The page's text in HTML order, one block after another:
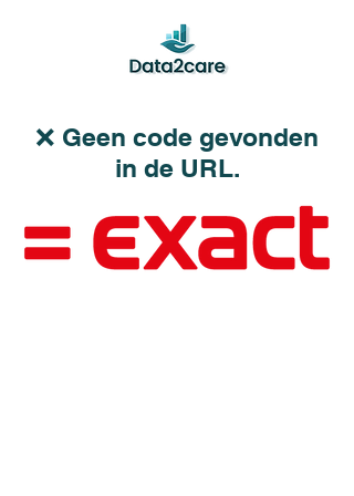
❌ Geen code gevonden
in de URL.